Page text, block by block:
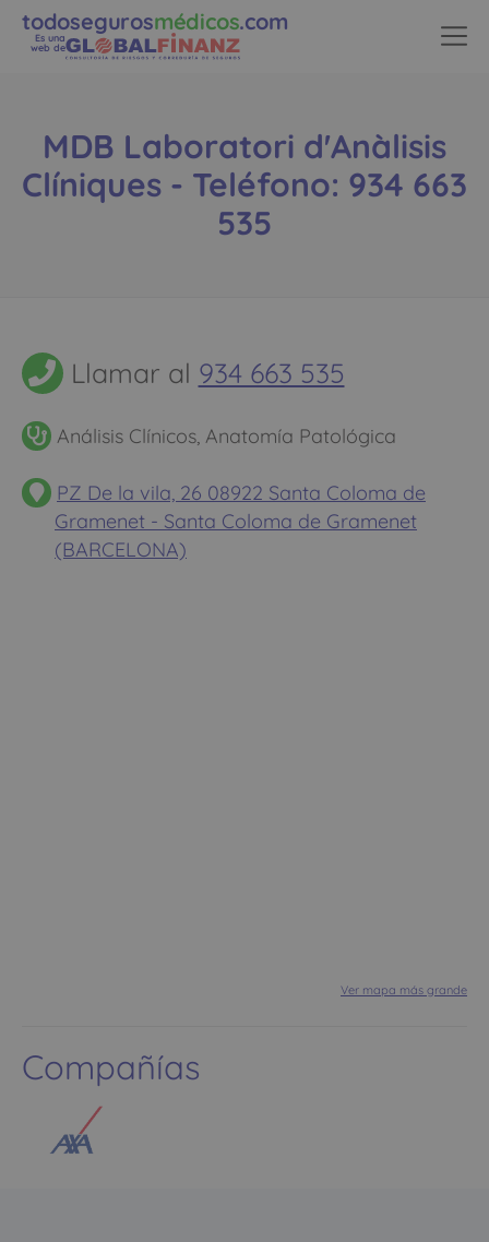
todosegurosmédicos.com
Es una
web de
MDB Laboratori d'Anàlisis
Clíniques - Teléfono: 934 663
535
Llamar al 934 663 535
Análisis Clínicos, Anatomía Patológica
PZ De la vila, 26 08922 Santa Coloma de
Gramenet - Santa Coloma de Gramenet
(BARCELONA)
Ver mapa más grande
Compañías